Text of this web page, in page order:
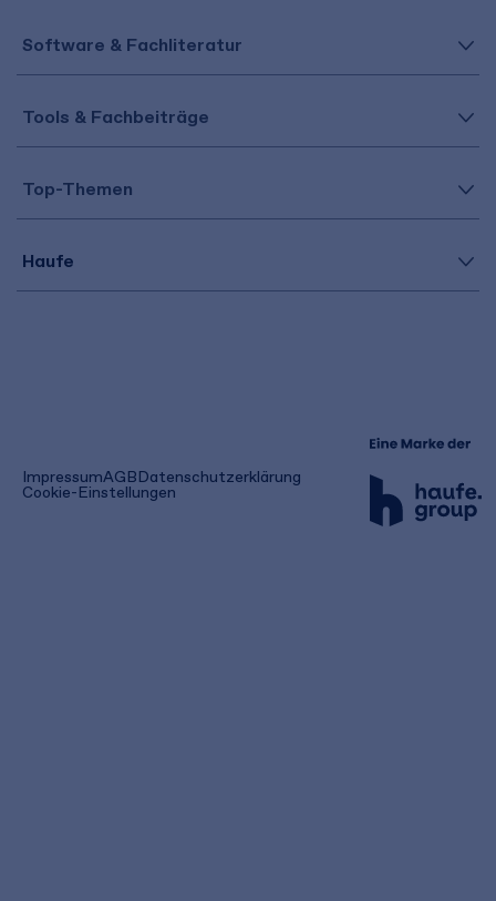
Software & Fachliteratur
Tools & Fachbeiträge
Top-Themen
Haufe
ImpressumAGB(öffnet
in
einem
Datenschutzerklärung
Cookie-Einstellungen